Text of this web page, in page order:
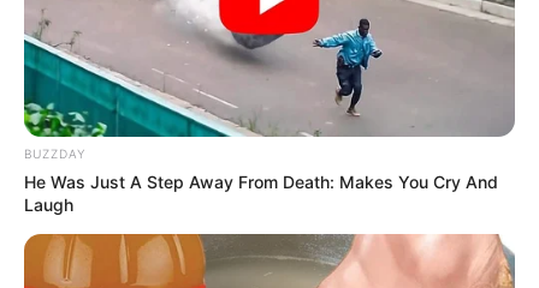
BUZZDAY
He Was Just A Step Away From Death: Makes You Cry And
Laugh